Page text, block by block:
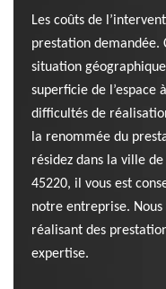
Les coûts de
prestation demandée.
situation
superficie de l’espace
difficultés de
la renommée du
résidez dans la ville
45220, il vous est
notre entreprise. Nous
réalisant des
expertise.